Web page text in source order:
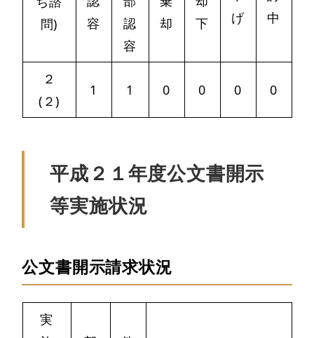
問)
げ
中
容
認
容
却
下
２
(２)
1 1 0 0 0 0
平成２１年度公文書開示
等実施状況
公文書開示請求状況
実